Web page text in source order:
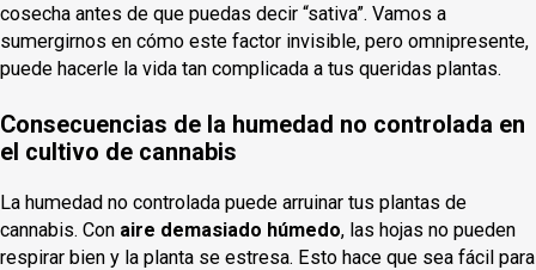
cosecha antes de que puedas decir “sativa”. Vamos a
sumergirnos en cómo este factor invisible, pero omnipresente,
puede hacerle la vida tan complicada a tus queridas plantas.
Consecuencias de la humedad no controlada en
el cultivo de cannabis
La humedad no controlada puede arruinar tus plantas de
cannabis. Con aire demasiado húmedo, las hojas no pueden
respirar bien y la planta se estresa. Esto hace que sea fácil para